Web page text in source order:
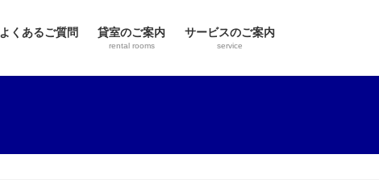
よくあるご質問 貸室のご案内
rental rooms
サービスのご案内
service